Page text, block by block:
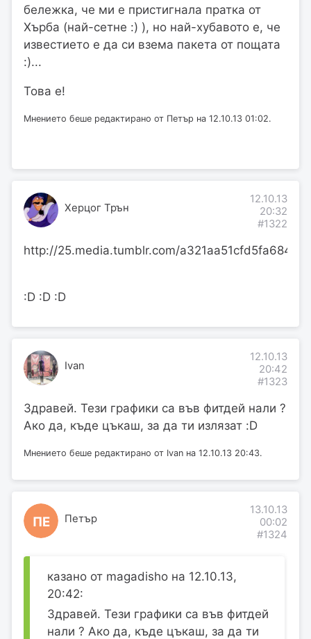
бележка, че ми е пристигнала пратка от
Хърба (най-сетне :) ), но най-хубавото е, че
известието е да си взема пакета от пощата
:)...
Това е!
Мнението беше редактирано от Петър на 12.10.13 01:02.
Херцог Трън
12.10.13
20:32
#1322
http://25.media.tumblr.com/
:D :D :D
Ivan
12.10.13
20:42
#1323
Здравей. Тези графики са във фитдей нали ?
Ако да, къде цъкаш, за да ти излязат :D
Мнението беше редактирано от Ivan на 12.10.13 20:43.
ПЕ Петър
13.10.13
00:02
#1324
казано от magadisho на 12.10.13,
20:42:
Здравей. Тези графики са във фитдей
нали ? Ако да, къде цъкаш, за да ти